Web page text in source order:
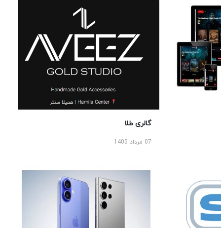
گالری طلا
07 مرداد 1405